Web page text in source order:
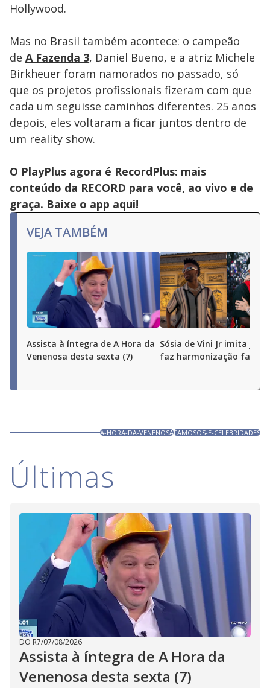
Hollywood.
Mas no Brasil também acontece: o campeão
de A Fazenda 3, Daniel Bueno, e a atriz Michele
Birkheuer foram namorados no passado, só
que os projetos profissionais fizeram com que
cada um seguisse caminhos diferentes. 25 anos
depois, eles voltaram a ficar juntos dentro de
um reality show.
O PlayPlus agora é RecordPlus: mais
conteúdo da RECORD para você, ao vivo e de
graça. Baixe o app aqui!
VEJA TAMBÉM
Assista à íntegra de A Hora da
Venenosa desta sexta (7)
Sósia de Vini Jr imita
faz harmonização facial
A-HORA-DA-VENENOSAFAMOSOS-E-CELEBRIDADES
Últimas
DO R7/07/08/2026
Assista à íntegra de A Hora da
Venenosa desta sexta (7)